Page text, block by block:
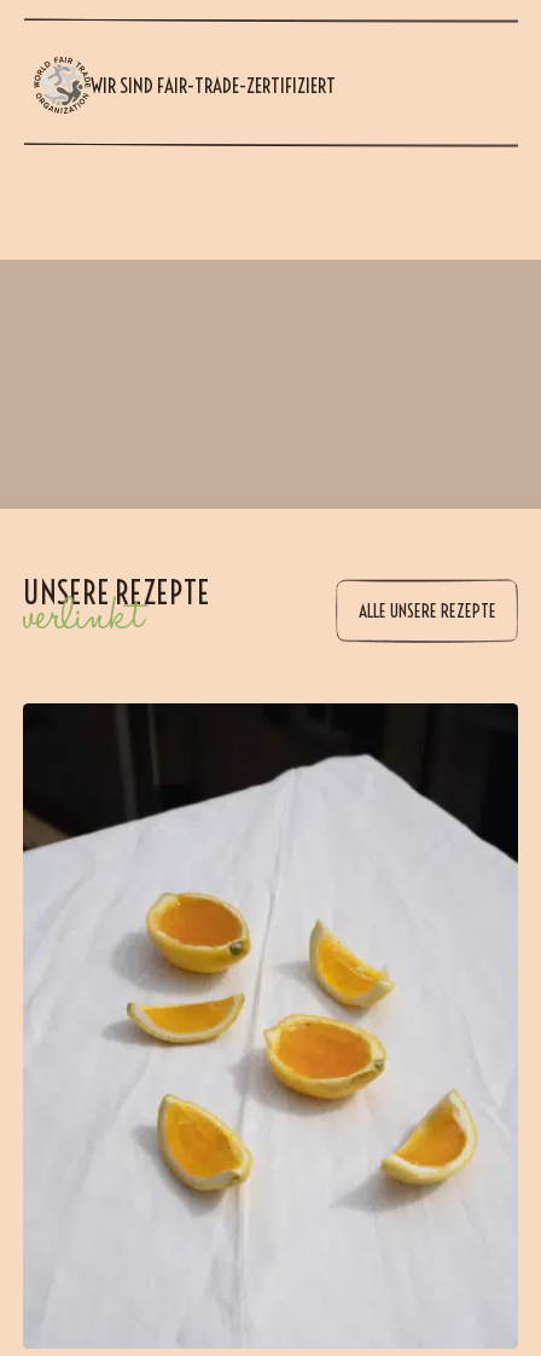
WIR SIND FAIR-TRADE-ZERTIFIZIERT
UNSERE REZEPTE
verlinkt ALLE UNSERE REZEPTE